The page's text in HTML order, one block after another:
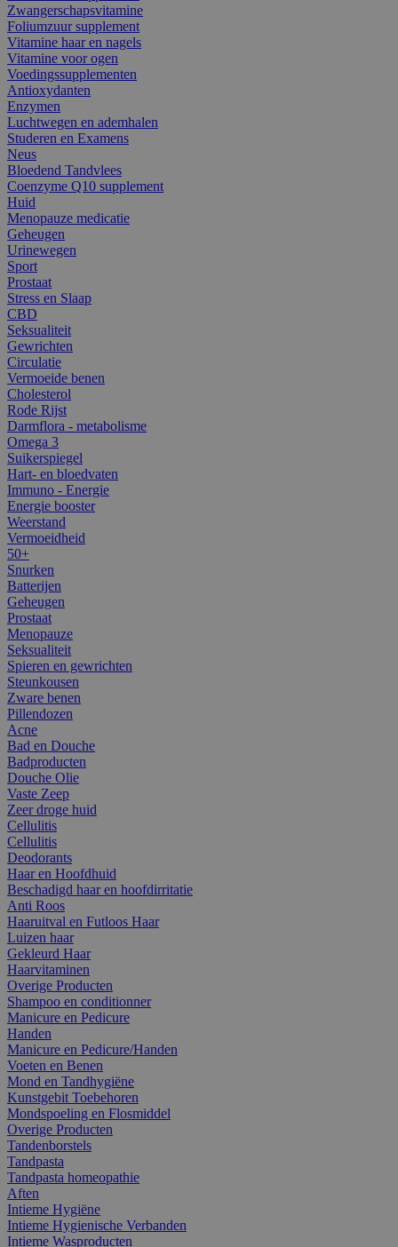
Zwangerschapsvitamine
Foliumzuur supplement
Vitamine haar en nagels
Vitamine voor ogen
Voedingssupplementen
Antioxydanten
Enzymen
Luchtwegen en ademhalen
Studeren en Examens
Neus
Bloedend Tandvlees
Coenzyme Q10 supplement
Huid
Menopauze medicatie
Geheugen
Urinewegen
Sport
Prostaat
Stress en Slaap
CBD
Seksualiteit
Gewrichten
Circulatie
Vermoeide benen
Cholesterol
Rode Rijst
Darmflora - metabolisme
Omega 3
Suikerspiegel
Hart- en bloedvaten
Immuno - Energie
Energie booster
Weerstand
Vermoeidheid
50+
Snurken
Batterijen
Geheugen
Prostaat
Menopauze
Seksualiteit
Spieren en gewrichten
Steunkousen
Zware benen
Pillendozen
Acne
Bad en Douche
Badproducten
Douche Olie
Vaste Zeep
Zeer droge huid
Cellulitis
Cellulitis
Deodorants
Haar en Hoofdhuid
Beschadigd haar en hoofdirritatie
Anti Roos
Haaruitval en Futloos Haar
Luizen haar
Gekleurd Haar
Haarvitaminen
Overige Producten
Shampoo en conditionner
Manicure en Pedicure
Handen
Manicure en Pedicure/Handen
Voeten en Benen
Mond en Tandhygiëne
Kunstgebit Toebehoren
Mondspoeling en Flosmiddel
Overige Producten
Tandenborstels
Tandpasta
Tandpasta homeopathie
Aften
Intieme Hygiëne
Intieme Hygienische Verbanden
Intieme Wasproducten